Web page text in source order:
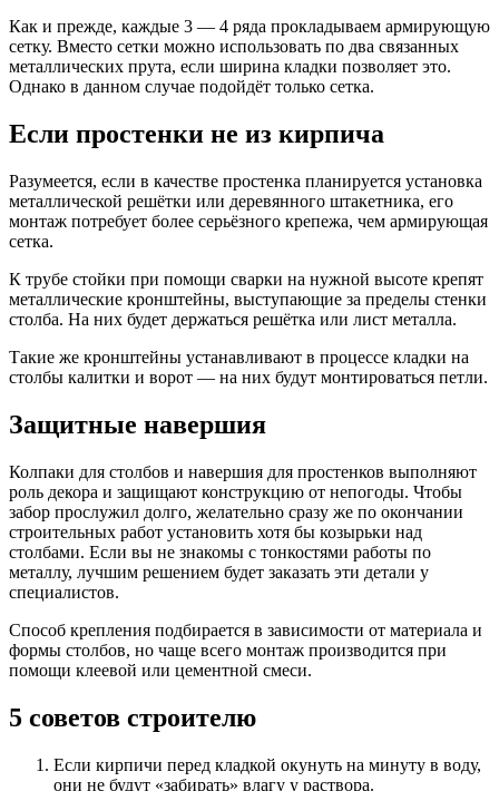
Как и прежде, каждые 3 ― 4 ряда прокладываем армирующую
сетку. Вместо сетки можно использовать по два связанных
металлических прута, если ширина кладки позволяет это.
Однако в данном случае подойдёт только сетка.
Если простенки не из кирпича
Разумеется, если в качестве простенка планируется установка
металлической решётки или деревянного штакетника, его
монтаж потребует более серьёзного крепежа, чем армирующая
сетка.
К трубе стойки при помощи сварки на нужной высоте крепят
металлические кронштейны, выступающие за пределы стенки
столба. На них будет держаться решётка или лист металла.
Такие же кронштейны устанавливают в процессе кладки на
столбы калитки и ворот ― на них будут монтироваться петли.
Защитные навершия
Колпаки для столбов и навершия для простенков выполняют
роль декора и защищают конструкцию от непогоды. Чтобы
забор прослужил долго, желательно сразу же по окончании
строительных работ установить хотя бы козырьки над
столбами. Если вы не знакомы с тонкостями работы по
металлу, лучшим решением будет заказать эти детали у
специалистов.
Способ крепления подбирается в зависимости от материала и
формы столбов, но чаще всего монтаж производится при
помощи клеевой или цементной смеси.
5 советов строителю
Если кирпичи перед кладкой окунуть на минуту в воду,
они не будут «забирать» влагу у раствора.